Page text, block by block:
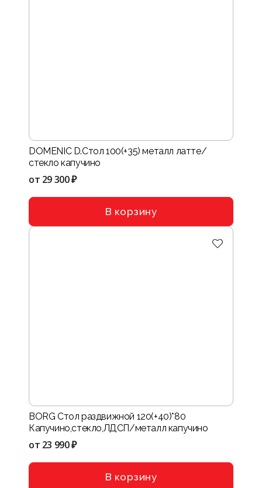
DOMENIC D.Стол 100(+35) металл латте/
стекло капучино
от 29 300 ₽
В корзину
BORG Стол раздвижной 120(+40)*80
Капучино,стекло,ЛДСП/металл капучино
от 23 990 ₽
В корзину